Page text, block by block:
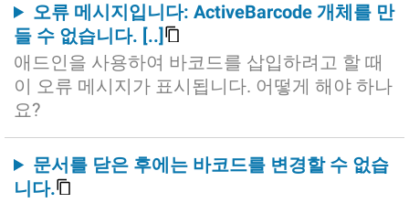
오류 메시지입니다: ActiveBarcode 개체를 만
들 수 없습니다. [..]
애드인을 사용하여 바코드를 삽입하려고 할 때
이 오류 메시지가 표시됩니다. 어떻게 해야 하나
요?
문서를 닫은 후에는 바코드를 변경할 수 없습
니다.